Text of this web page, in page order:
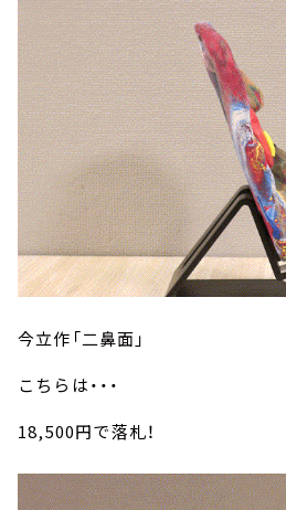
今立作「二鼻面」
こちらは・・・
18,500円で落札！